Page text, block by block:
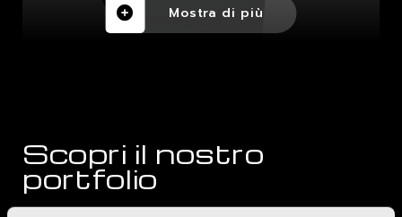
Mostra di più
Scopri il nostro
portfolio